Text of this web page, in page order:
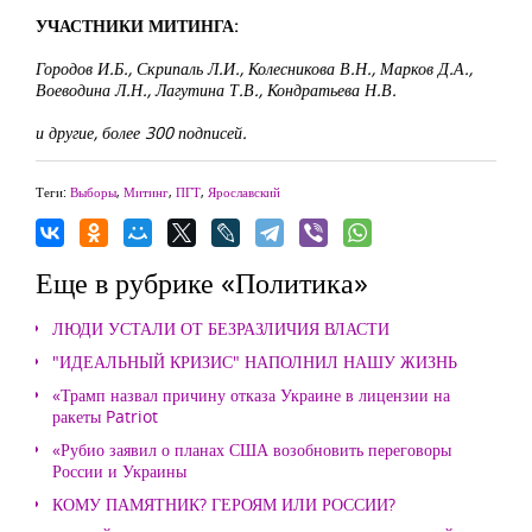
УЧАСТНИКИ МИТИНГА:
Городов И.Б., Скрипаль Л.И., Колесникова В.Н., Марков Д.А.,
Воеводина Л.Н., Лагутина Т.В., Кондратьева Н.В.
и другие, более 300 подписей.
Теги: Выборы, Митинг, ПГТ, Ярославский
Еще в рубрике «Политика»
ЛЮДИ УСТАЛИ ОТ БЕЗРАЗЛИЧИЯ ВЛАСТИ
"ИДЕАЛЬНЫЙ КРИЗИС" НАПОЛНИЛ НАШУ ЖИЗНЬ
«Трамп назвал причину отказа Украине в лицензии на
ракеты Patriot
«Рубио заявил о планах США возобновить переговоры
России и Украины
КОМУ ПАМЯТНИК? ГЕРОЯМ ИЛИ РОССИИ?